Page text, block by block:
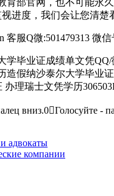
育部官网，也不可能永
进度，我们会让您清楚
客服Q微:501479313 微
学毕业证成绩单文凭
造假纳沙泰尔大学毕业
办理瑞士文凭学历
вниз.0 Голосуйте -
адвокаты
компании